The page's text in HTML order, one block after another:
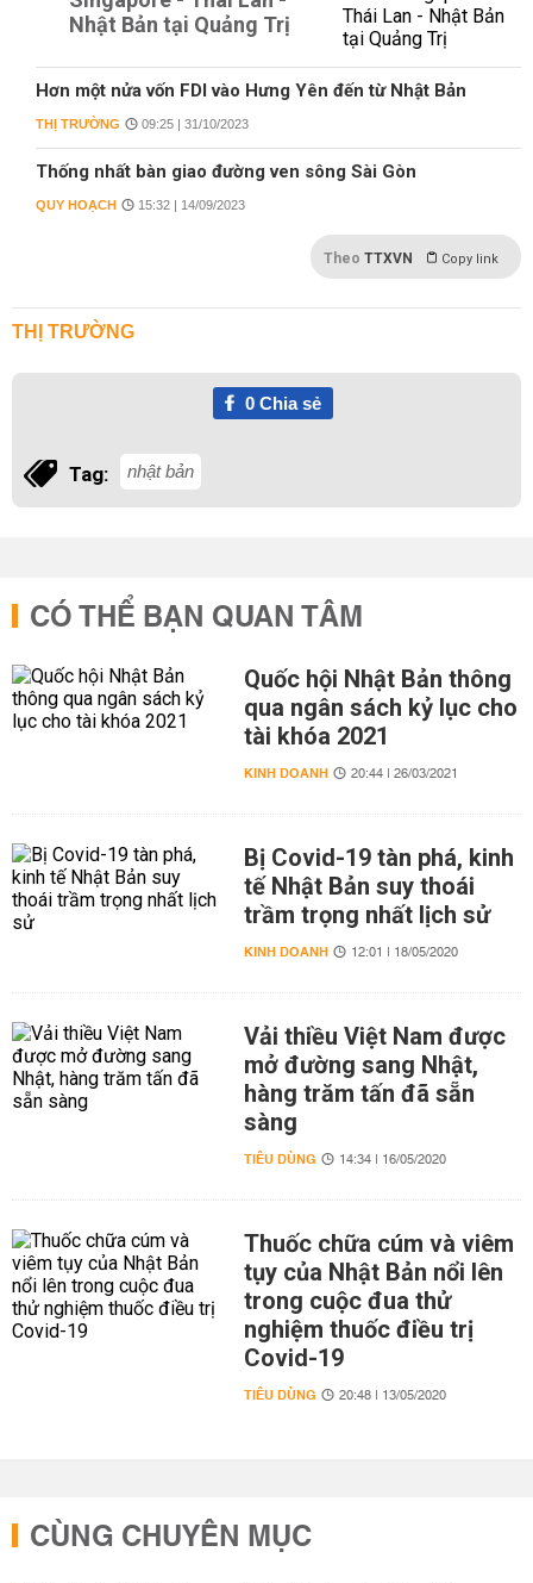
Nhật Bản tại Quảng Trị
Hơn một nửa vốn FDI vào Hưng Yên đến từ Nhật Bản
THỊ TRƯỜNG 09:25 | 31/10/2023
Thống nhất bàn giao đường ven sông Sài Gòn
QUY HOẠCH 15:32 | 14/09/2023
Theo TTXVN Copy link
THỊ TRƯỜNG
0Chia sẻ
Tag: nhật bản
CÓ THỂ BẠN QUAN TÂM
Quốc hội Nhật Bản thông
qua ngân sách kỷ lục cho
tài khóa 2021
KINH DOANH 20:44 | 26/03/2021
Bị Covid-19 tàn phá, kinh
tế Nhật Bản suy thoái
trầm trọng nhất lịch sử
KINH DOANH 12:01 | 18/05/2020
Vải thiều Việt Nam được
mở đường sang Nhật,
hàng trăm tấn đã sẵn
sàng
TIÊU DÙNG 14:34 | 16/05/2020
Thuốc chữa cúm và viêm
tụy của Nhật Bản nổi lên
trong cuộc đua thử
nghiệm thuốc điều trị
Covid-19
TIÊU DÙNG 20:48 | 13/05/2020
CÙNG CHUYÊN MỤC